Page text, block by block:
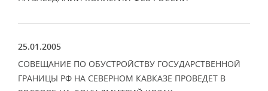
25.01.2005
СОВЕЩАНИЕ ПО ОБУСТРОЙСТВУ ГОСУДАРСТВЕННОЙ
ГРАНИЦЫ РФ НА СЕВЕРНОМ КАВКАЗЕ ПРОВЕДЕТ В